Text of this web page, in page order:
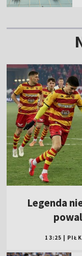
Legenda
13:25 |